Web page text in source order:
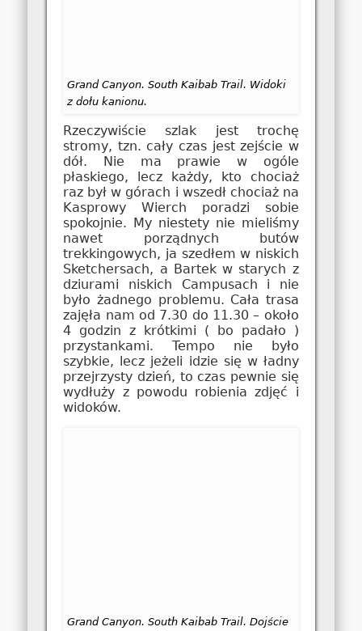
Grand Canyon. South Kaibab Trail. Widoki
z dołu kanionu.
Rzeczywiście szlak jest trochę
stromy, tzn. cały czas jest zejście w
dół. Nie ma prawie w ogóle
płaskiego, lecz każdy, kto chociaż
raz był w górach i wszedł chociaż na
Kasprowy Wierch poradzi sobie
spokojnie. My niestety nie mieliśmy
nawet porządnych butów
trekkingowych, ja szedłem w niskich
Sketchersach, a Bartek w starych z
dziurami niskich Campusach i nie
było żadnego problemu. Cała trasa
zajęła nam od 7.30 do 11.30 – około
4 godzin z krótkimi ( bo padało )
przystankami. Tempo nie było
szybkie, lecz jeżeli idzie się w ładny
przejrzysty dzień, to czas pewnie się
wydłuży z powodu robienia zdjęć i
widoków.
Grand Canyon. South Kaibab Trail. Dojście